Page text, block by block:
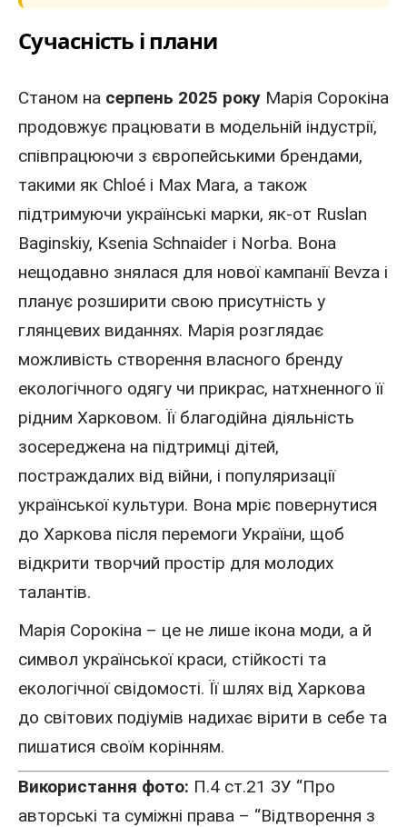
Сучасність і плани
Станом на серпень 2025 року Марія Сорокіна
продовжує працювати в модельній індустрії,
співпрацюючи з європейськими брендами,
такими як Chloé і Max Mara, а також
підтримуючи українські марки, як-от Ruslan
Baginskiy, Ksenia Schnaider і Norba. Вона
нещодавно знялася для нової кампанії Bevza і
планує розширити свою присутність у
глянцевих виданнях. Марія розглядає
можливість створення власного бренду
екологічного одягу чи прикрас, натхненного її
рідним Харковом. Її благодійна діяльність
зосереджена на підтримці дітей,
постраждалих від війни, і популяризації
української культури. Вона мріє повернутися
до Харкова після перемоги України, щоб
відкрити творчий простір для молодих
талантів.
Марія Сорокіна – це не лише ікона моди, а й
символ української краси, стійкості та
екологічної свідомості. Її шлях від Харкова
до світових подіумів надихає вірити в себе та
пишатися своїм корінням.
Використання фото: П.4 ст.21 ЗУ “Про
авторські та суміжні права – “Відтворення з